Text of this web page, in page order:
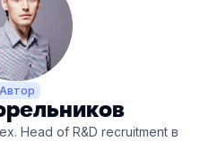
Автор
Head of R&D recruitment в